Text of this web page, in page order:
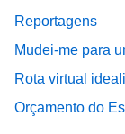
Reportagens
Mudei-me para
Rota virtual
Orçamento do